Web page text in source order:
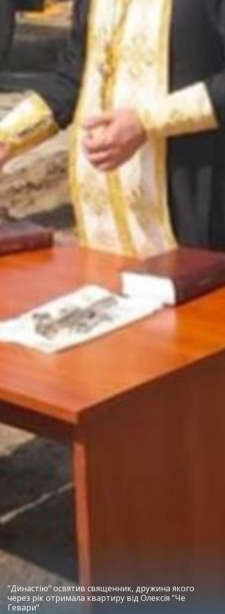
"Династію" освятив священник, дружина якого
через рік отримала квартиру від Олексія "Че
Гевари"